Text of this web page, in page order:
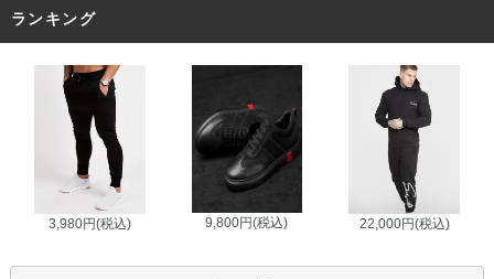
ランキング
3,980円(税込) 9,800円(税込) 22,000円(税込)